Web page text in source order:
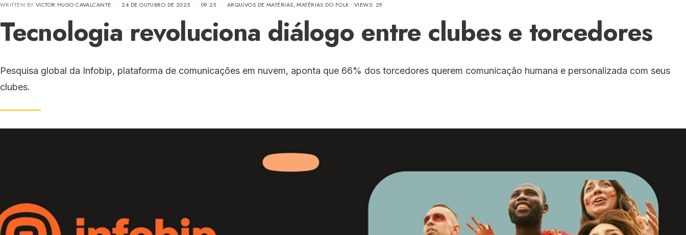
WRITTEN BY VICTOR HUGO CAVALCANTE • 24 DE OUTUBRO DE 2025 • 09:25 • ARQUIVOS DE MATÉRIAS,MATÉRIAS DO FOLK • VIEWS: 29
Tecnologia revoluciona diálogo entre clubes e torcedores
Pesquisa global da Infobip, plataforma de comunicações em nuvem, aponta que 66% dos torcedores querem comunicação humana e personalizada com seus
clubes.